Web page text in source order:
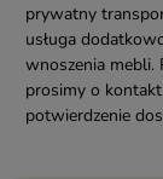
prywatny
usługa
wnoszenia mebli.
prosimy o
potwierdzenie